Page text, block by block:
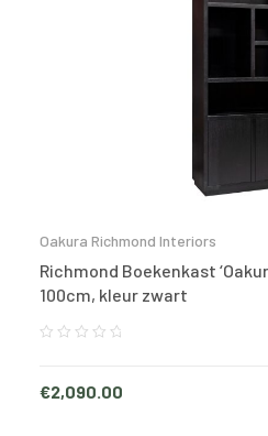
Oakura Richmond Interiors
Richmond Boekenkast
100cm, kleur zwart
€2,090.00